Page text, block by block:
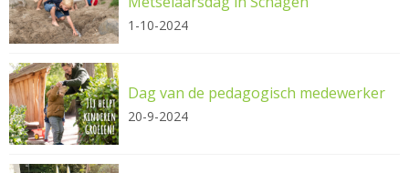
1-10-2024
Dag van de pedagogisch medewerker
20-9-2024